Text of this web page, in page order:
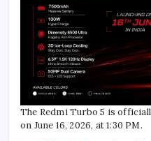
The Redmi Turbo 5 is
on June 16, 2026, at 1:30 PM.